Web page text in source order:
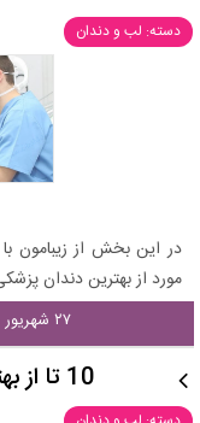
دسته: لب و دندان
در این بخش از زیبامون
مورد از بهترین دندان
۲۷ شهریور ۱۴۰۱ - ۱۳:۴۰
10 تا از بهترین مارک های خمیر دندان